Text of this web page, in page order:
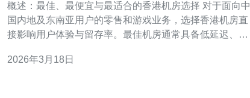
概述：最佳、最便宜与最适合的香港机房选择 对于面向中
国内地及东南亚用户的零售和游戏业务，选择香港机房直
接影响用户体验与留存率。最佳机房通常具备低延迟、高
节省成本但牺牲带宽或互联质量。要降低流失率，并非只
2026年3月18日